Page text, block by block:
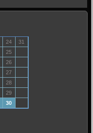
24
31
25
26
27
28
29
30